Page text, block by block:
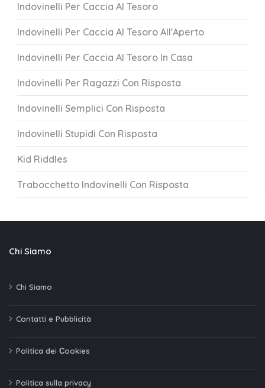
Indovinelli Per Caccia Al Tesoro
Indovinelli Per Caccia Al Tesoro All'Aperto
Indovinelli Per Caccia Al Tesoro In Casa
Indovinelli Per Ragazzi Con Risposta
Indovinelli Semplici Con Risposta
Indovinelli Stupidi Con Risposta
Kid Riddles
Trabocchetto Indovinelli Con Risposta
Chi Siamo
Chi Siamo
Contatti e Pubblicità
Politica dei Сookies
Politica sulla privacy